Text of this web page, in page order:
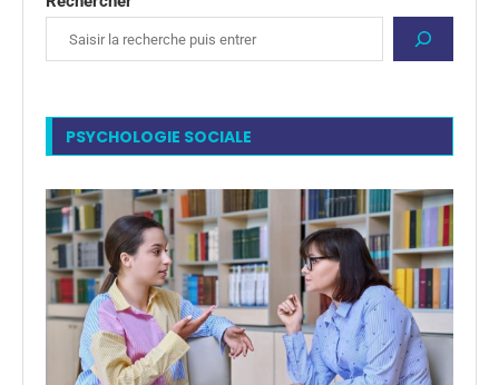
PSYCHOLOGIE SOCIALE